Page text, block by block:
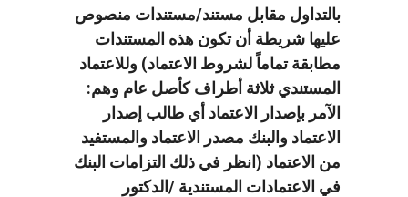
بالتداول مقابل مستند/مستندات منصوص
عليها شريطة أن تكون هذه المستندات
مطابقة تماماً لشروط الاعتماد) وللاعتماد
المستندي ثلاثة أطراف كأصل عام وهم:
الآمر بإصدار الاعتماد أي طالب إصدار
الاعتماد والبنك مصدر الاعتماد والمستفيد
من الاعتماد (انظر في ذلك التزامات البنك
في الاعتمادات المستندية /الدكتور